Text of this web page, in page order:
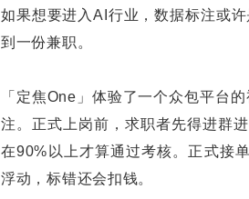
如果想要进入AI行业，数据标注或
到一份兼职。
「定焦One」体验了一个众包平台
注。正式上岗前，求职者先得进群
在90%以上才算通过考核。正式接
浮动，标错还会扣钱。